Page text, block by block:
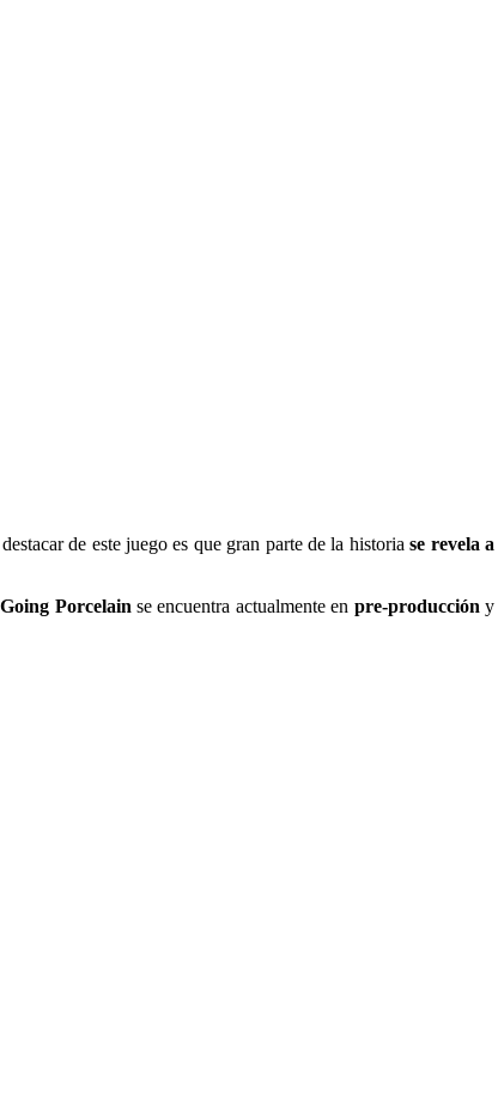
de este juego es que gran parte de la historiase revela a
Porcelain se encuentra actualmente en pre-producción y